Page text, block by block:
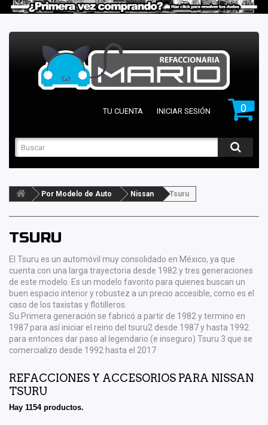
0
TU CUENTA INICIAR SESIÓN
Por Modelo de Auto Nissan Tsuru
TSURU
El Tsuru es un automóvil muy consolidado en México, ya que
cuenta con una larga trayectoria desde 1982 y tres generaciones
de este modelo. Es un modelo favorito para quienes buscan un
buen espacio interior y robustez a un precio accesible, como es el
caso de los taxistas y flotilleros.
Su Primera generación se fabricó a partir de 1982 y termino en
1987 para así iniciar el reino del tsuru2 desde 1987 y hasta 1992
para entonces dar paso al legendario (e inseguro) Tsuru 3 que se
comercializo desde 1992 hasta el 2017
REFACCIONES Y ACCESORIOS PARA NISSAN
TSURU
Hay 1154 productos.